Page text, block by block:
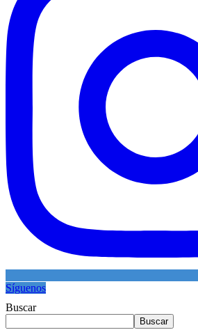
Síguenos
Buscar
Buscar